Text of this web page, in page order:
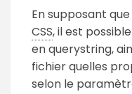
En supposant
CSS, il est
en querystring,
fichier quelles
selon le